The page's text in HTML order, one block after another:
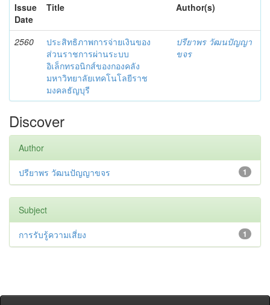
Issue
Date
Title Author(s)
2560
ประสิทธิภาพการจ่ายเงินของ
ส่วนราชการผ่านระบบ
อิเล็กทรอนิกส์ของกองคลัง
มหาวิทยาลัยเทคโนโลยีราช
มงคลธัญบุรี
ปรียาพร วัฒนปัญญา
ขจร
Discover
Author
1
ปรียาพร วัฒนปัญญาขจร
Subject
1
การรับรู้ความเสี่ยง